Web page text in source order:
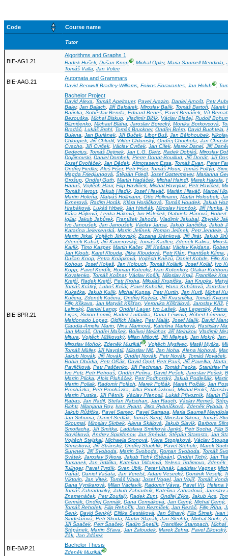
Code Course name
Tutor
BIE-AG1.21
Algorithms and Graphs 1
Radek Hušek, Dušan KnopⒼ, Michal Opler, Maria Saumell Mendiola,
Tomáš Valla
Jan Volec
BIE-AAG.21
Automata and Grammars
David Beowulf Bradley-Williams, Foivos Fioravantes, Jan HolubⒼ,
BIE-BPR.21
Bachelor Project
David Alexa, Tomáš Apeltauer, Pavel Arazim, Daniel Arnošt, Petr
Baier, Jan Balach, Jiří Balcárek, Miroslav Balík, Tomáš Bartoň, Marek
Bařinka, Soběslav Benda, Eduard Beneš, Pavel Benáček, Vít
Bezouška, Michal Biskup, Vladimír Bičík, Václav Blažej, Rudolf
Blizničenko, Michael Bláha, Jaroslav Borecký, Monika Borkovcová,
Bradáč, Lukáš Brchl, Tomáš Bruckner, Ondřej Brém, David Buchtela,
Bulena, Jan Buriánek, Jiří Buček, Libor Buš, Jan Bělohoubek,
Chloupek, Jiří Chludil, Viktor Chlumský, Ondřej Chochola, Jan
Cvacho, Jiří Cvrček, Václav Cvrček, Jan Cílek, Marek Danel, Jiří
Dedecius, Tomáš Dejmek, Jan L.G. Dietz, Radek Dobiáš, Miroslav
Dojčinovski, Daniel Dombek, Pierre Donat-Bouillud, Jiří Donát, Jiří
Josef Dvořáček, Jan Dědek,Almotasem Essa, Tomáš Evan, Peter
Ondřej Fiedler,Aleš Fišer, Petr Fišer, Tomáš Flouri, Tomáš Foltýn,
Magda Friedjungová, Štěpán Friedl, Josef Gattermayer, Marianna
Grošup, Ondřej Guth, Martin Hadáček, Michal Haindl, Marek Hakala,
Hanuš, Vojtěch Haur, Filip Havlíček, Michal Havryluk, Petr Havíček,
Tomáš Herout, Jakub Hladík, Josef Hlaváč, Marián Hlaváč, Marcel
Martin Holeňa, Matyáš Hollmann, Otto Hollmann, Martin Holoubek,
Exnerová, Radim Horák, Klára Horáčková, Tomáš Houdek, Jakub
Hrabáková, Lukáš Hrbek, Ján Hrivňák, Miroslav Hrončok, Jiří Hunka,
Klára Hájková, Lenka Háková, Ivo Háleček, Gabriela Hánová, Robert
Igliar, Jakub Jabůrek, František Jahoda, Vladimír Jakubal,Zbyněk
Ivo Janoušek, Jan Janoušek, Václav Jansa, Jakub Jančička, Jakub
Katarína Jelemenská, Martin Jelínek, Roman Jelínek, Petr Jendele,
Martin Jirkal, Vojtěch Jirkovský,Zuzana Jiránková, Jiří Jirát, Jakub
Zdeněk Kabát, Jiří Kacerovský, Tomáš Kadlec,Zdeněk Kalina,
Karlík, Timo Kasper, Martin Kačer, Jiří Kašpar, Václav Kejdana,
Jan Kloub, Karel Klouda, Jitka Kloudová, Petr Klán, František Klíma,
Dušan Knop, Petra Knápková, Vojtěch Knězů, Daniel Kobrle, Filip
Kohout, Josef Kokeš, Jan Kolouch, Tomáš Kolárik, Josef Kolář, Ivo
Kopp, Pavel Kordík, Roman Kotecký, Ivan Kotenkov, Otakar
Kovalenko, Tomáš Košnar, Václav Košík, Miloslav Krajl, František
Krejčí, Radek Krejčí, Petr Kroha, Mikuláš Krupička, Jan Krupka,
Tomáš Krátký, Luboš Krčál, Pavel Kubalík, Hana Kubátová, Jaroslav
Kukačka, Jakub Kulík, Michal Kupsa, Petr Kurtin, Jan Kurš, Michal
Kučera,Zdeněk Kučera, Ondřej Kužela, Jiří Kvasnička, Tomáš
Filip Křikava, Jan Matyáš Křišťan, Veronika Křišťálová, Jaroslav Kříž,
Lalinský, Daniel Langr, Ondřej Lauer, Ivo Lašek, Jan Legerský,Alena
Ligas, Šimon Lomič, Radek Ludačka, Dana Léwová, Róbert Lórencz,
Maldonado Lopez, Oldřich Malec, Petr Malát, Josef Malík, David
Claudia-Amelia Marin, Nina Marinová, Kateřina Marková, Rastislav
Jan Mazáč, Ondřej Mašek, Bořivoj Melichar, Jiří Melnikov, Vladimír
Mitura, Vojtěch Miškovský, Milan Mišovič, Jiří Mlejnek, Jan Mokrý, Jan
Miroslav Moňok,Zdeněk MuzikářⒼ, Vojtěch Myslivec, Matěj Myška,
Tomáš Müller, Jiří Navrátil, Miloslav Nič Jan Noha Alena Nohová
Jakub Novák Jiří Novák Ondřej Novák Petr Novák Tomáš Nováček
Robin Obůrka
Petr Olšák David Oppl, Petr Pauš Jiří Pavelka
Marta
Pavlíčková
Petr Paščenko Jiří Pechman Tomáš Pecka
Stanislav
Ivo Petr, Petr Petrouš Ondřej Peřina David Pešek Jaroslav Pešek
Martin Plicka
Alois Pluháček Petr Podhorský, Jakub Podlešák
Martin Poliak Radomír Polách Marek Polčák Marek Polčák Jan
Procházka
Petr Procházka Jitka Procházková Michal Prokš
Martin Pustka
Jiří Pětník Václav Přenosil, Lukáš Přívozník Martin
Rabas Jan Radil, Stefan Ratschan Jan Rauch Václav Remeš
Richtr, Nilanjana Roy, Ivan Ryant Jitka Rybníčková Zdeněk Rybola
Jakub Růžička
Pavel Samec Pavel Satrapa
Maria Saumell Mendiola
Jan Schuma
Daniel Sedlák Tomáš Siegl, Miroslav Sikora
Tomáš
Skoumal, Miroslav Skrbek Alena Skálová Jakub Slavík Barbora
Smotlacha
Jiří Smítka Ladislava Smítková Janků Petr Socha
Filip
Sovjáková
Andrey Spiridonov, Jan Spěvák Štěpán Starosta
Jan
Vojtěch Stejskal, Michaela Stonová Viera Stopjaková
Václav Stoupa
Strmisková
Jiří Stránský, Ondřej Stuchlík Pavel Stěhule Marek
Surynek Jiří Svoboda Martin Svoboda Roman Svoboda
Tomáš
Svátek Jaroslav Sýkora Jakub Tichý (Štěpán) Ondřej Tichý, Ján
Tomanek Jan Trdlička Kateřina Trlifajová Yelena Trofimova
Zdeněk
Tulinger, Pavel Tvrdík Sven Ubik Peter Uhnák Ladislav Vagner,
Vaňát Daniel Vašata Jan Verelst Adam Vesecký, Dominik Veselý,
Viktorin
Jan Vitek Tomáš Vitvar, Josef Vogel, Jan Vojíř, Tomáš
Dana Vynikarová
Milan Václavík Radomír Vávra Pavel Vít Helena
Tomáš Zahradnický, Jakub Zahradník Kateřina Zahradová
Jaroslav
Znamenáček Petr Zoufalý, Radek Zunt Ondřej Zýka Jakub Ács
Čermák Ondřej Čermák Dana Čermáková Jan Černý, Michal Černý,
Tomáš Řehořek Filip Řehořík Jan Řezníček Jan Řezáč Filip Říha
Šenk David Šenkýř, Eliška Šestáková Jan Šilhavý, Filip Šimek Ivan
Šindelářová
Petr Škoda Martin Šlapák Jan Šlechta Michal Šoch
Jiří Špaček Petr Špaček Radim Špetlík František Štampach
Michal
Štěpánek Martin Šťava Jan Žaloudek Marek Žehra Pavel Žikovský
Žák Jan Žďárek
BIE-BAP.21
Bachelor Thesis
Zdeněk MuzikářⒼ